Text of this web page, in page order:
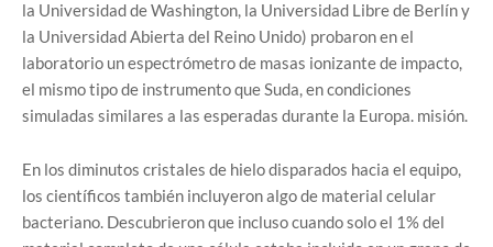
la Universidad de Washington, la Universidad Libre de Berlín y
la Universidad Abierta del Reino Unido) probaron en el
laboratorio un espectrómetro de masas ionizante de impacto,
el mismo tipo de instrumento que Suda, en condiciones
simuladas similares a las esperadas durante la Europa. misión.
En los diminutos cristales de hielo disparados hacia el equipo,
los científicos también incluyeron algo de material celular
bacteriano. Descubrieron que incluso cuando solo el 1% del